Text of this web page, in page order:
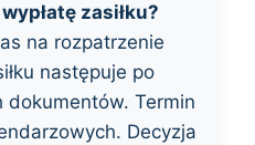
zasiłku?
na rozpatrzenie
następuje po
dokumentów. Termin
Decyzja